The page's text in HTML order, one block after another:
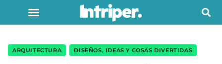
ARQUITECTURA DISEÑOS, IDEAS Y COSAS DIVERTIDAS